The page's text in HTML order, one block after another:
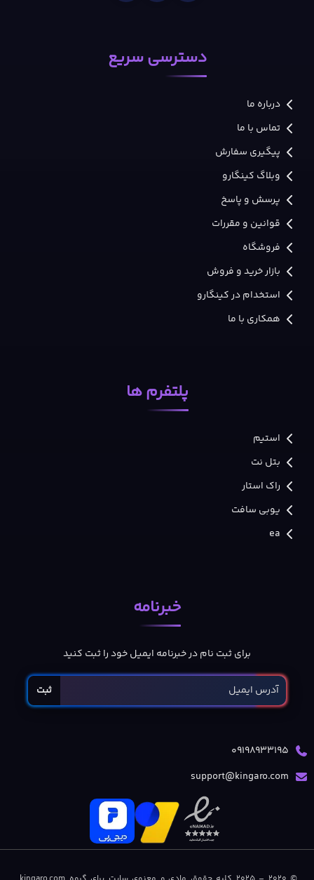
دسترسی سریع
درباره ما
تماس با ما
پیگیری سفارش
وبلاگ کینگارو
پرسش و پاسخ
قوانین و مقررات
فروشگاه
بازار خرید و فروش
استخدام در کینگارو
همکاری با ما
پلتفرم ها
استیم
بتل نت
راک استار
یوبی سافت
ea
خبرنامه
برای ثبت نام در خبرنامه ایمیل خود را ثبت کنید
ثبت
09198933195
support@kingaro.com